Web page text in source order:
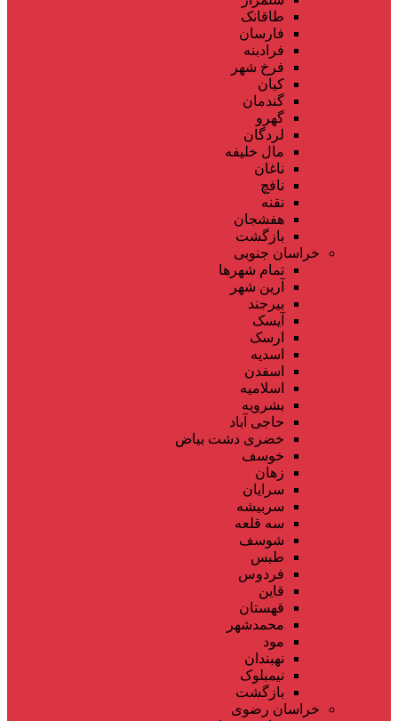
طاقانک
فارسان
فرادبنه
فرخ شهر
کیان
گندمان
گهرو
لردگان
مال خلیفه
ناغان
نافچ
نقنه
هفشجان
بازگشت
خراسان جنوبی
تمام شهر‌ها
آرین شهر
بیرجند
آیسک
ارسک
اسدیه
اسفدن
اسلامیه
بشرویه
حاجی آباد
خضری دشت بیاض
خوسف
زهان
سرایان
سربیشه
سه قلعه
شوسف
طبس
فردوس
قاین
قهستان
محمدشهر
مود
نهبندان
نیمبلوک
بازگشت
خراسان رضوی